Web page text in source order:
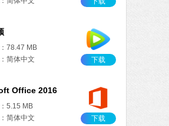
搜狗输入法
软件大小：97.74 MB
软件语言：简体中文